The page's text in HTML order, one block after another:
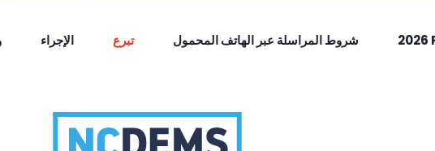
الإجراء تبرع شروط المراسلة عبر الهاتف المحمول 2026